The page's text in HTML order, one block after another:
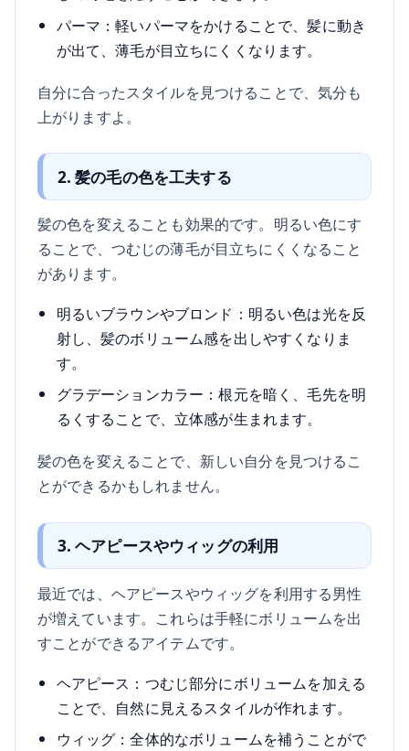
パーマ：軽いパーマをかけることで、髪に動き
が出て、薄毛が目立ちにくくなります。
自分に合ったスタイルを見つけることで、気分も
上がりますよ。
2. 髪の毛の色を工夫する
髪の色を変えることも効果的です。明るい色にす
ることで、つむじの薄毛が目立ちにくくなること
があります。
明るいブラウンやブロンド：明るい色は光を反
射し、髪のボリューム感を出しやすくなりま
す。
グラデーションカラー：根元を暗く、毛先を明
るくすることで、立体感が生まれます。
髪の色を変えることで、新しい自分を見つけるこ
とができるかもしれません。
3. ヘアピースやウィッグの利用
最近では、ヘアピースやウィッグを利用する男性
が増えています。これらは手軽にボリュームを出
すことができるアイテムです。
ヘアピース：つむじ部分にボリュームを加える
ことで、自然に見えるスタイルが作れます。
ウィッグ：全体的なボリュームを補うことがで